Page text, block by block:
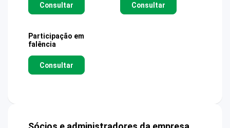
Consultar Consultar
Participação em
falência
Consultar